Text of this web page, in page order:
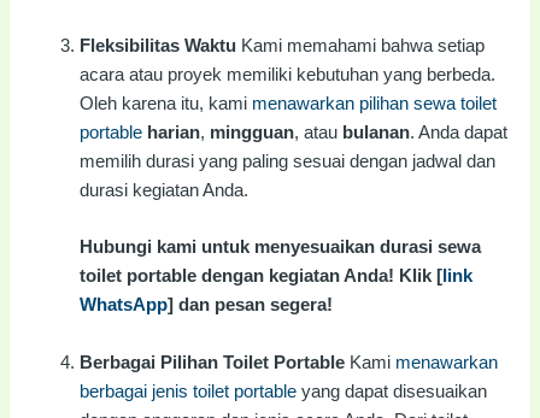
Fleksibilitas Waktu Kami memahami bahwa setiap
acara atau proyek memiliki kebutuhan yang berbeda.
Oleh karena itu, kami menawarkan pilihan sewa toilet
portable harian, mingguan, atau bulanan. Anda dapat
memilih durasi yang paling sesuai dengan jadwal dan
durasi kegiatan Anda.
Hubungi kami untuk menyesuaikan durasi sewa
toilet portable dengan kegiatan Anda! Klik [ link
WhatsApp] dan pesan segera!
Berbagai Pilihan Toilet Portable Kami menawarkan
berbagai jenis toilet portable yang dapat disesuaikan